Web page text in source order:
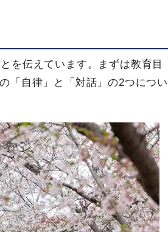
を伝えています。まずは教育目
「自律」と「対話」の2つについ